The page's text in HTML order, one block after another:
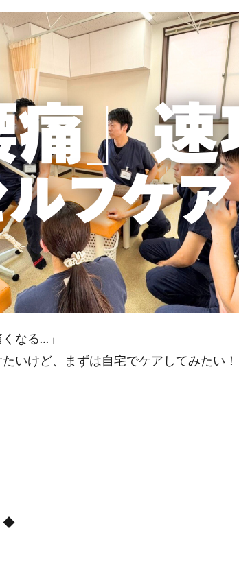
なる…」
いけど、まずは自宅でケアしてみたい
◆